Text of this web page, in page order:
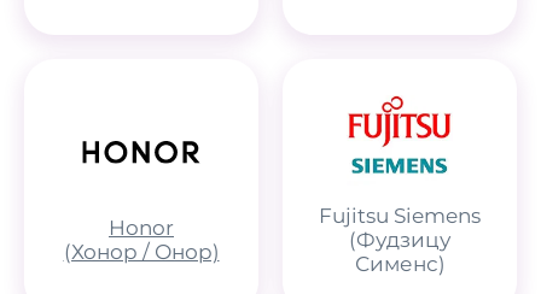
Honor
(Хонор / Онор)
Fujitsu Siemens
(Фудзицу
Сименс)